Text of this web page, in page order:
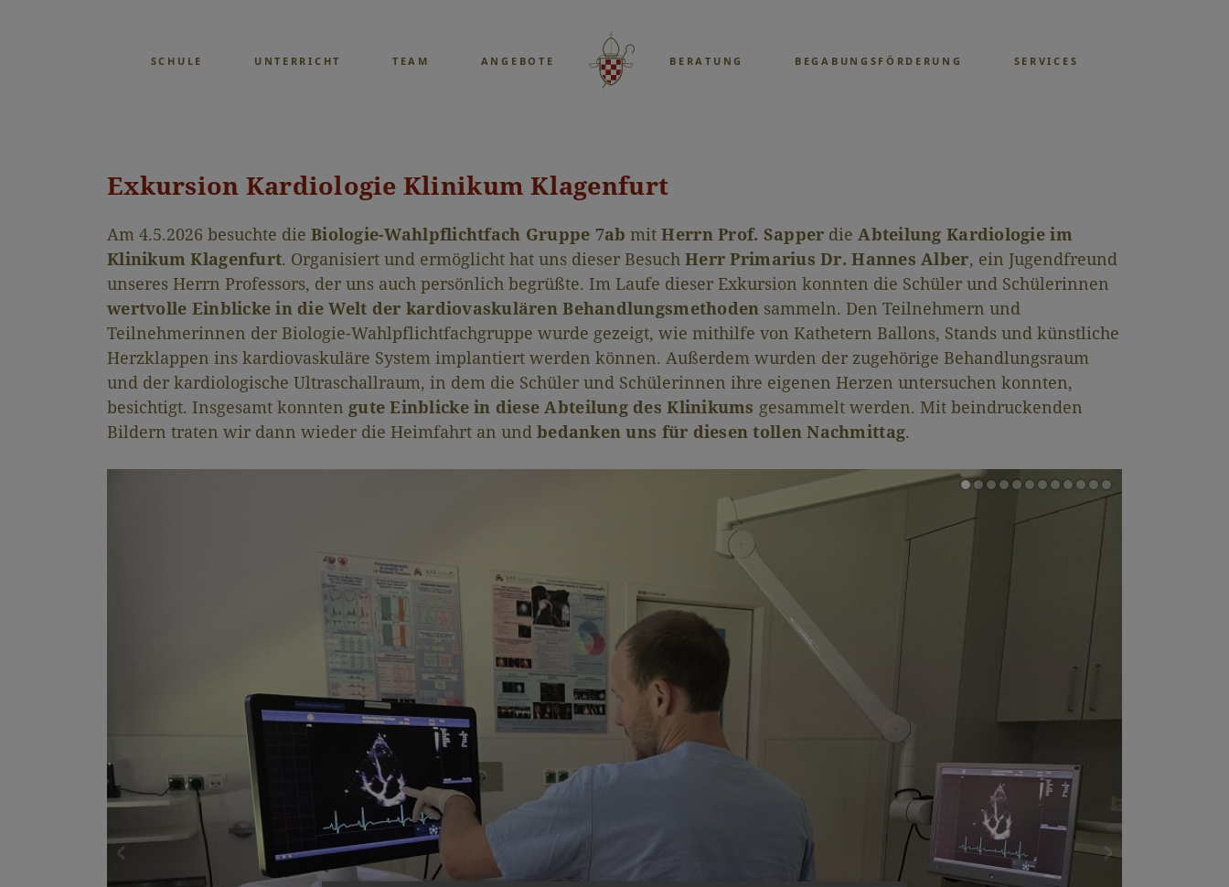
SCHULE UNTERRICHT TEAM ANGEBOTE BERATUNG BEGABUNGSFÖRDERUNG SERVICES
Exkursion Kardiologie Klinikum Klagenfurt
Am 4.5.2026 besuchte die Biologie-Wahlpflichtfach Gruppe 7ab mitHerrn Prof. Sapper dieAbteilung Kardiologie im
Klinikum Klagenfurt. Organisiert und ermöglicht hat uns dieser BesuchHerr Primarius Dr. Hannes Alber, ein Jugendfreund
unseres Herrn Professors, der uns auch persönlich begrüßte. Im Laufe dieser Exkursion konnten die Schüler und Schülerinnen
wertvolle Einblicke in die Welt der kardiovaskulären Behandlungsmethoden sammeln. Den Teilnehmern und
Teilnehmerinnen der Biologie-Wahlpflichtfachgruppe wurde gezeigt, wie mithilfe von Kathetern Ballons, Stands und künstliche
Herzklappen ins kardiovaskuläre System implantiert werden können. Außerdem wurden der zugehörige Behandlungsraum
und der kardiologische Ultraschallraum, in dem die Schüler und Schülerinnen ihre eigenen Herzen untersuchen konnten,
besichtigt. Insgesamt konnten gute Einblicke in diese Abteilung des Klinikums gesammelt werden. Mit beindruckenden
Bildern traten wir dann wieder die Heimfahrt an und bedanken uns für diesen tollen Nachmittag.